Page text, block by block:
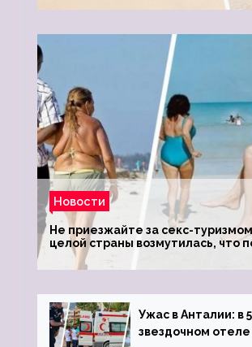
Новости
Не приезжайте за секс-
целой страны возмутилась, что
туристки массово едут к ним,
обзавестись молодыми
Ужас в Анталии: в
звездочном отеле